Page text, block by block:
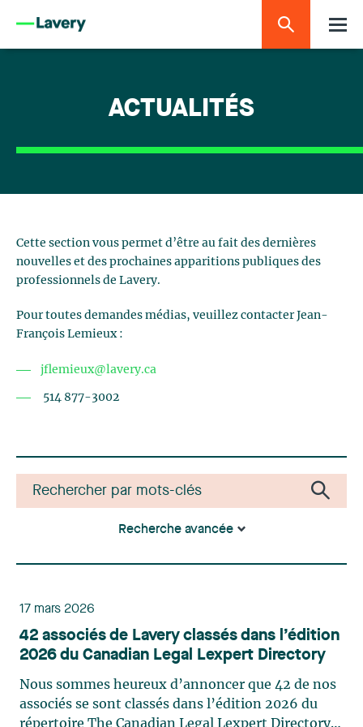
ACTUALITÉS
Cette section vous permet d’être au fait des dernières
nouvelles et des prochaines apparitions publiques des
professionnels de Lavery.
Pour toutes demandes médias, veuillez contacter Jean-
François Lemieux :
jflemieux@lavery.ca
514 877-3002
Recherche avancée
17 mars 2026
42 associés de Lavery classés dans l’édition
2026 du Canadian Legal Lexpert Directory
Nous sommes heureux d’annoncer que 42 de nos
associés se sont classés dans l’édition 2026 du
répertoire The Canadian Legal Lexpert Directory.